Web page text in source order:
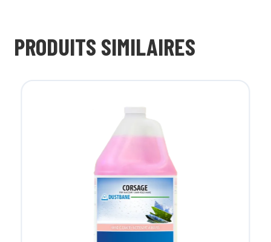
PRODUITS SIMILAIRES